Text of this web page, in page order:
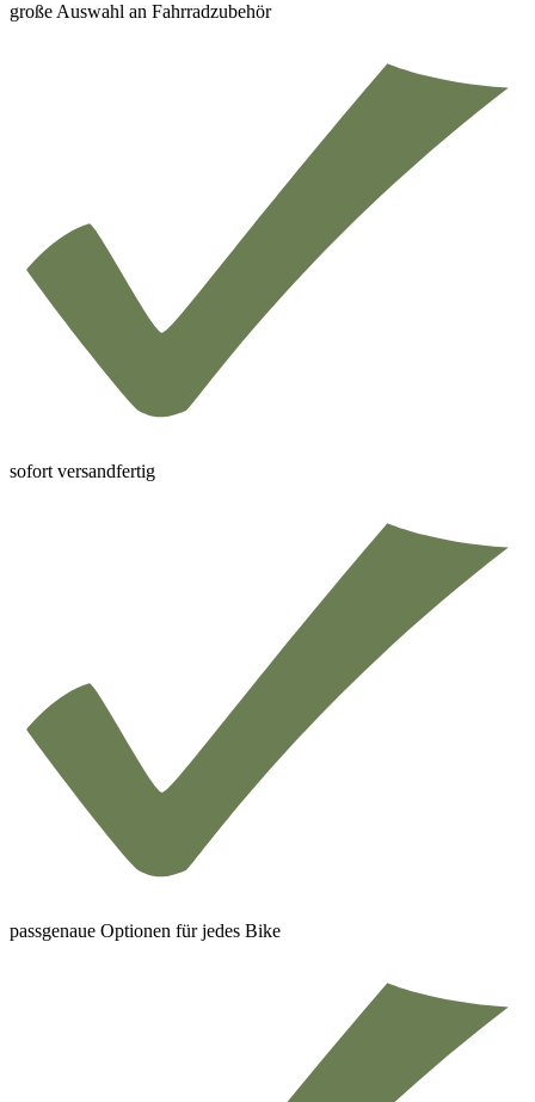
große Auswahl an Fahrradzubehör
sofort versandfertig
passgenaue Optionen für jedes Bike